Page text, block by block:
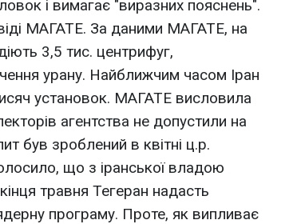
і вимагає "виразних пояснень".
МАГАТЕ. За даними МАГАТЕ, на
3,5 тис. центрифуг,
урану. Найближчим часом Іран
установок. МАГАТЕ висловила
агентства не допустили на
був зроблений в квітні ц.р.
що з іранської владою
травня Тегеран надасть
програму. Проте, як випливає